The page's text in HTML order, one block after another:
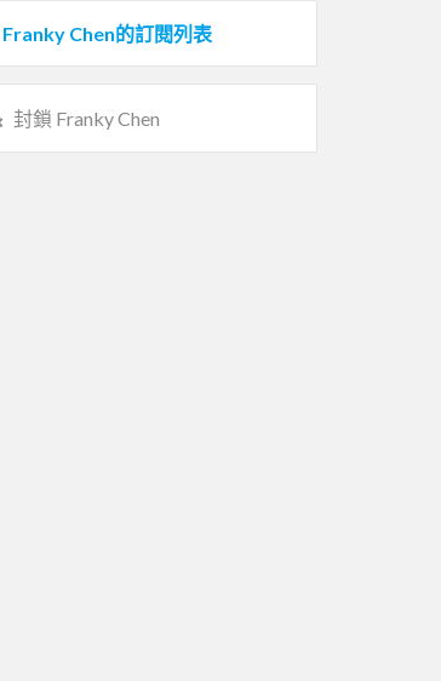
Franky Chen的訂閱列表
封鎖 Franky Chen